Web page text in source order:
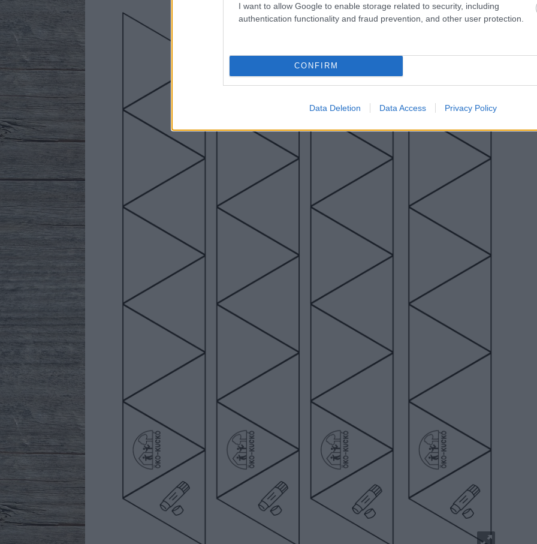
I want to allow Google to enable storage related to security, including
authentication functionality and fraud prevention, and other user protection.
CONFIRM
Data Deletion Data Access Privacy Policy